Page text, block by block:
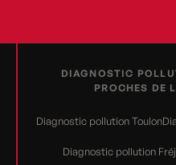
DIAGNOSTIC
PROCHES DE
Diagnostic pollution Toulon
Diagnostic pollution